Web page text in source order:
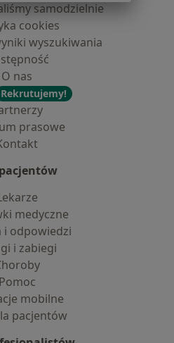
samodzielnie
cookies
wyszukiwania
O nas
Rekrutujemy!
prasowe
medyczne
i odpowiedzi
i zabiegi
Pomoc
mobilne
pacjentów